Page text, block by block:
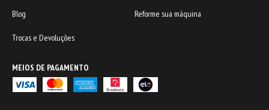
Blog Reforme sua máquina
Trocas e Devoluções
MEIOS DE PAGAMENTO